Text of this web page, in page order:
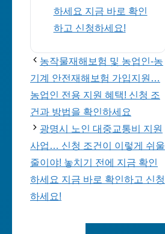
하세요 지금 바로 확인
하고 신청하세요!
농작물재해보험 및 농업인-농
기계 안전재해보험 가입지원…
농업인 전용 지원 혜택! 신청 조
건과 방법을 확인하세요
광명시 노인 대중교통비 지원
사업… 신청 조건이 이렇게 쉬울
줄이야! 놓치기 전에 지금 확인
하세요 지금 바로 확인하고 신청
하세요!